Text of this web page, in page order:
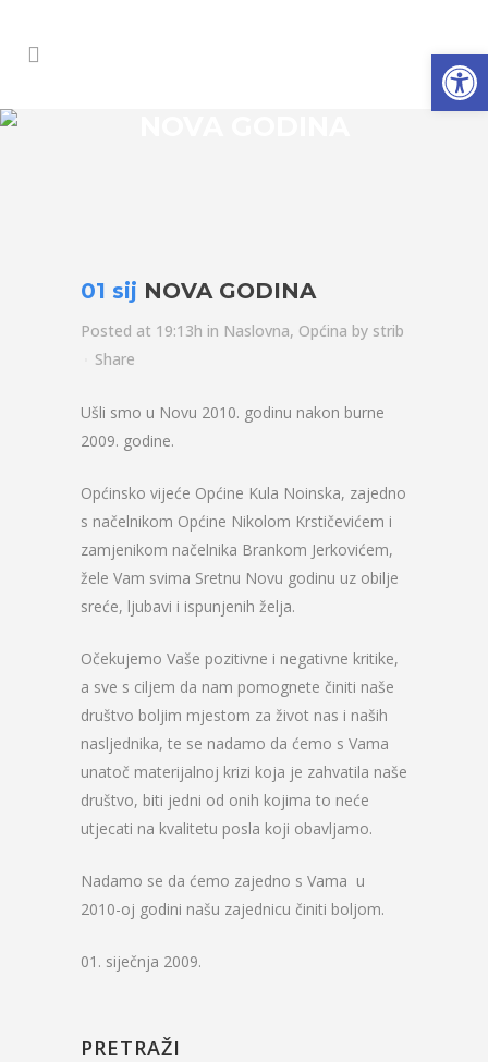
01 sij NOVA GODINA
Posted at 19:13h in Naslovna, Općina by strib
Share
Ušli smo u Novu 2010. godinu nakon burne
2009. godine.
Općinsko vijeće Općine Kula Noinska, zajedno
s načelnikom Općine Nikolom Krstičevićem i
zamjenikom načelnika Brankom Jerkovićem,
žele Vam svima Sretnu Novu godinu uz obilje
sreće, ljubavi i ispunjenih želja.
Očekujemo Vaše pozitivne i negativne kritike,
a sve s ciljem da nam pomognete činiti naše
društvo boljim mjestom za život nas i naših
nasljednika, te se nadamo da ćemo s Vama
unatoč materijalnoj krizi koja je zahvatila naše
društvo, biti jedni od onih kojima to neće
utjecati na kvalitetu posla koji obavljamo.
Nadamo se da ćemo zajedno s Vama u
2010-oj godini našu zajednicu činiti boljom.
01. siječnja 2009.
PRETRAŽI